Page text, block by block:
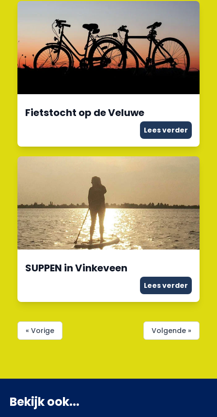
Fietstocht op de Veluwe
Lees verder
SUPPEN in Vinkeveen
Lees verder
« Vorige Volgende »
Bekijk ook...